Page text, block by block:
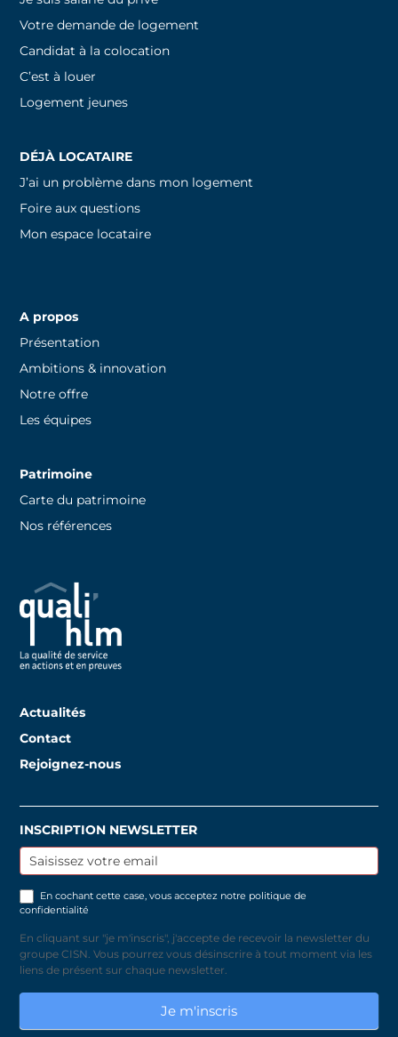
Votre demande de logement
Candidat à la colocation
C’est à louer
Logement jeunes
DÉJÀ LOCATAIRE
J’ai un problème dans mon logement
Foire aux questions
Mon espace locataire
A propos
Présentation
Ambitions & innovation
Notre offre
Les équipes
Patrimoine
Carte du patrimoine
Nos références
Actualités
Contact
Rejoignez-nous
Inscription
newsletter
INSCRIPTION NEWSLETTER
En cochant cette case, vous acceptez notre politique de
confidentialité
En cliquant sur "je m'inscris", j'accepte de recevoir la newsletter du
groupe CISN. Vous pourrez vous désinscrire à tout moment via les
liens de présent sur chaque newsletter.
Je m'inscris